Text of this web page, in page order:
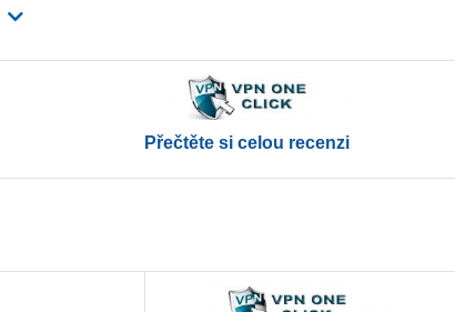
Přečtěte si celou recenzi